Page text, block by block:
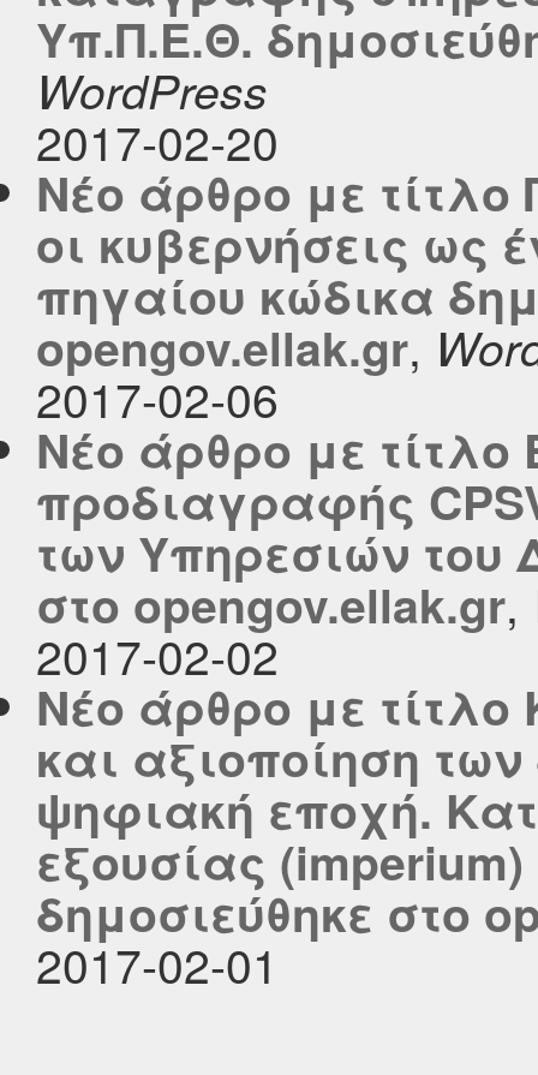
Υπ.Π.Ε.Θ.
WordPress
2017-02-20
Νέο άρθρο με τίτλο
οι κυβερνήσεις ως
πηγαίου κώδικα
opengov.ellak.gr,
2017-02-06
Νέο άρθρο με τίτλο
προδιαγραφής
των Υπηρεσιών του
στο opengov.ellak.gr,
2017-02-02
Νέο άρθρο με
και αξιοποίηση
ψηφιακή εποχή.
εξουσίας
δημοσιεύθηκε στο
2017-02-01